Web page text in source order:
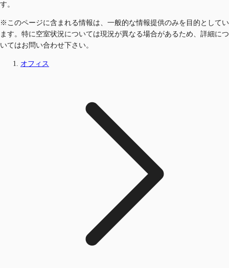
す。
※このページに含まれる情報は、一般的な情報提供のみを目的としてい
ます。特に空室状況については現況が異なる場合があるため、詳細につ
いてはお問い合わせ下さい。
オフィス